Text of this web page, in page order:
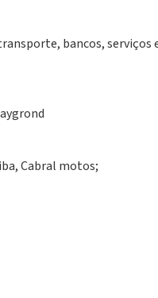
bancos, serviços
Cabral motos;